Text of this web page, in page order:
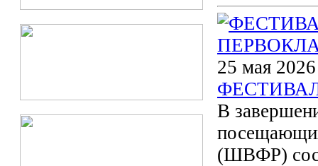
25 мая 2026
В
(ШВФР)